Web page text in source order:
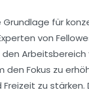
für
von
den Fokus zu
zu